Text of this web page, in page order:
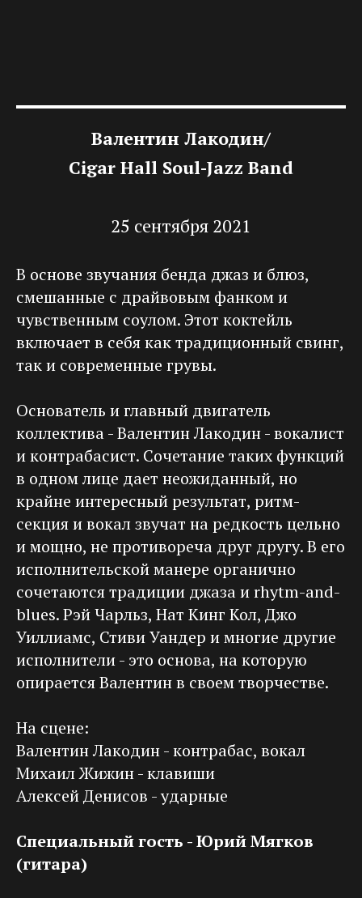
Валентин Лакодин/
Cigar Hall Soul-Jazz Band
25 сентября 2021
В основе звучания бенда джаз и блюз,
смешанные с драйвовым фанком и
чувственным соулом. Этот коктейль
включает в себя как традиционный свинг,
так и современные грувы.
Основатель и главный двигатель
коллектива - Валентин Лакодин - вокалист
и контрабасист. Сочетание таких функций
в одном лице дает неожиданный, но
крайне интересный результат, ритм-
секция и вокал звучат на редкость цельно
и мощно, не противореча друг другу. В его
исполнительской манере органично
сочетаются традиции джаза и rhytm-and-
blues. Рэй Чарльз, Нат Кинг Кол, Джо
Уиллиамс, Стиви Уандер и многие другие
исполнители - это основа, на которую
опирается Валентин в своем творчестве.
На сцене:
Валентин Лакодин - контрабас, вокал
Михаил Жижин - клавиши
Алексей Денисов - ударные
Специальный гость - Юрий Мягков
(гитара)